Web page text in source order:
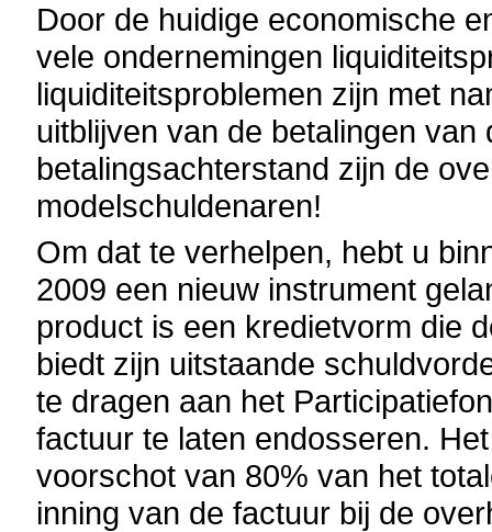
Door de huidige economische
vele ondernemingen
liquiditeitsproblemen zijn met
uitblijven van de betalingen
betalingsachterstand zijn de
modelschuldenaren!
Om dat te verhelpen, hebt u
2009 een nieuw instrument
product is een kredietvorm die
biedt zijn uitstaande
te dragen aan het
factuur te laten endosseren.
voorschot van 80% van het
inning van de factuur bij de